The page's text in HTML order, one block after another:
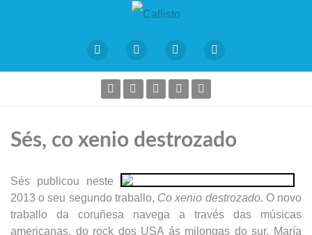
Sés, co xenio destrozado
Sés publicou neste
2013 o seu segundo traballo, Co xenio destrozado. O novo
traballo da coruñesa navega a través das músicas
americanas, do rock dos USA ás milongas do sur, María